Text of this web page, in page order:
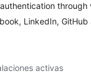
LinkedIn, GitHub
activas